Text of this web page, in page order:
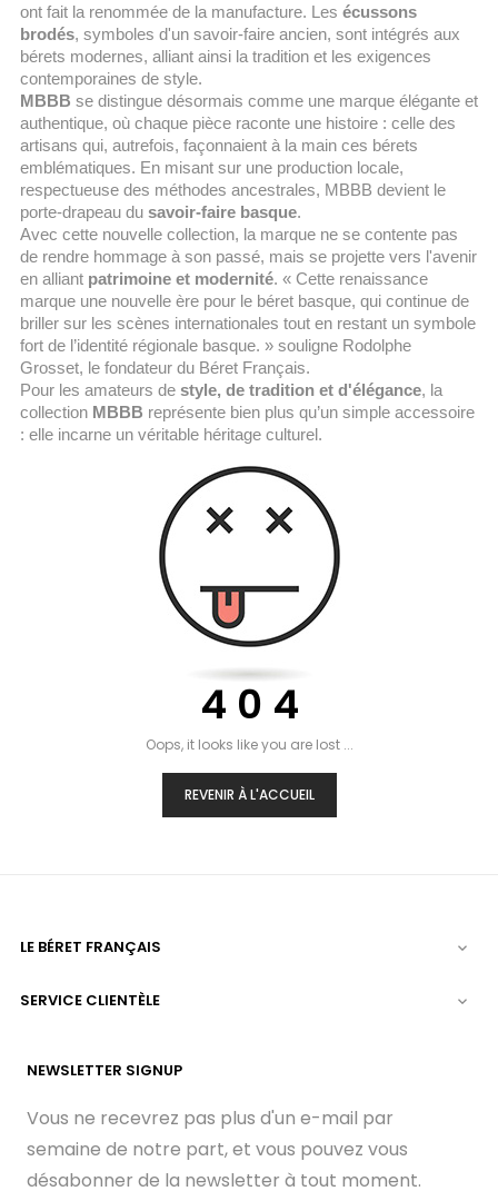
ont fait la renommée de la manufacture. Les écussons
brodés, symboles d'un savoir-faire ancien, sont intégrés aux
bérets modernes, alliant ainsi la tradition et les exigences
contemporaines de style.
MBBB se distingue désormais comme une marque élégante et
authentique, où chaque pièce raconte une histoire : celle des
artisans qui, autrefois, façonnaient à la main ces bérets
emblématiques. En misant sur une production locale,
respectueuse des méthodes ancestrales, MBBB devient le
porte-drapeau du savoir-faire basque.
Avec cette nouvelle collection, la marque ne se contente pas
de rendre hommage à son passé, mais se projette vers l'avenir
en alliant patrimoine et modernité. « Cette renaissance
marque une nouvelle ère pour le béret basque, qui continue de
briller sur les scènes internationales tout en restant un symbole
fort de l’identité régionale basque. » souligne Rodolphe
Grosset, le fondateur du Béret Français.
Pour les amateurs de style, de tradition et d'élégance, la
collection MBBB représente bien plus qu’un simple accessoire
: elle incarne un véritable héritage culturel.
4 0 4
Oops, it looks like you are lost ...
REVENIR À L'ACCUEIL
LE BÉRET FRANÇAIS 
SERVICE CLIENTÈLE 
NEWSLETTER SIGNUP
Vous ne recevrez pas plus d'un e-mail par
semaine de notre part, et vous pouvez vous
désabonner de la newsletter à tout moment.